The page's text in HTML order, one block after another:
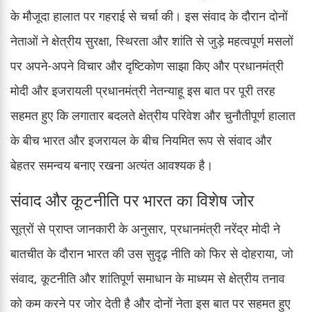
के मौजूदा हालात पर गहराई से चर्चा की। इस संवाद के दौरान दोनों
नेताओं ने क्षेत्रीय सुरक्षा, स्थिरता और शांति से जुड़े महत्वपूर्ण मसलों
पर अपने-अपने विचार और दृष्टिकोण साझा किए और प्रधानमंत्री
मोदी और इजरायली प्रधानमंत्री नेतन्याहू इस बात पर पूरी तरह
सहमत हुए कि लगातार बदलते क्षेत्रीय परिवेश और चुनौतीपूर्ण हालात
के बीच भारत और इजरायल के बीच नियमित रूप से संवाद और
बेहतर समन्वय बनाए रखना अत्यंत आवश्यक है।
संवाद और कूटनीति पर भारत का विशेष जोर
सूत्रों से प्राप्त जानकारी के अनुसार, प्रधानमंत्री नरेंद्र मोदी ने
बातचीत के दौरान भारत की उस सुदृढ़ नीति को फिर से दोहराया, जो
संवाद, कूटनीति और शांतिपूर्ण समाधान के माध्यम से क्षेत्रीय तनाव
को कम करने पर जोर देती है और दोनों नेता इस बात पर सहमत हुए